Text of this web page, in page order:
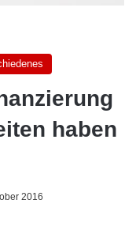
haben
2016